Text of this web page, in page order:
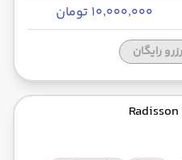
۱۰٬۰۰۰٬۰۰۰ تومان
رایگان